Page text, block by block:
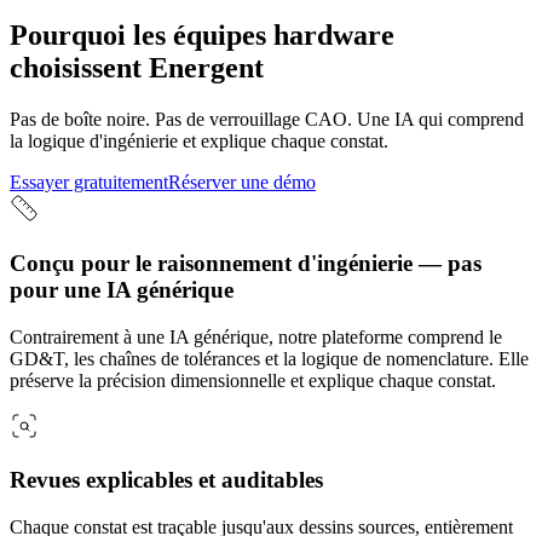
Pourquoi les équipes hardware
choisissent Energent
Pas de boîte noire. Pas de verrouillage CAO. Une IA qui comprend
la logique d'ingénierie et explique chaque constat.
Essayer gratuitementRéserver une démo
Conçu pour le raisonnement d'ingénierie — pas
pour une IA générique
Contrairement à une IA générique, notre plateforme comprend le
GD&T, les chaînes de tolérances et la logique de nomenclature. Elle
préserve la précision dimensionnelle et explique chaque constat.
Revues explicables et auditables
Chaque constat est traçable jusqu'aux dessins sources, entièrement